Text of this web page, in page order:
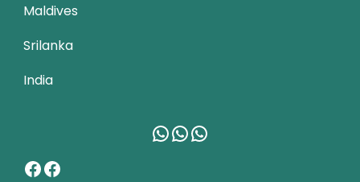
Maldives
Srilanka
India
WhatsApp
WhatsApp
WhatsApp
Facebook
Facebook